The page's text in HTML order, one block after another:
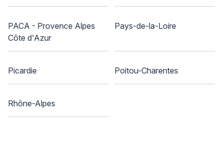
PACA - Provence Alpes
Côte d'Azur
Pays-de-la-Loire
Picardie Poitou-Charentes
Rhône-Alpes